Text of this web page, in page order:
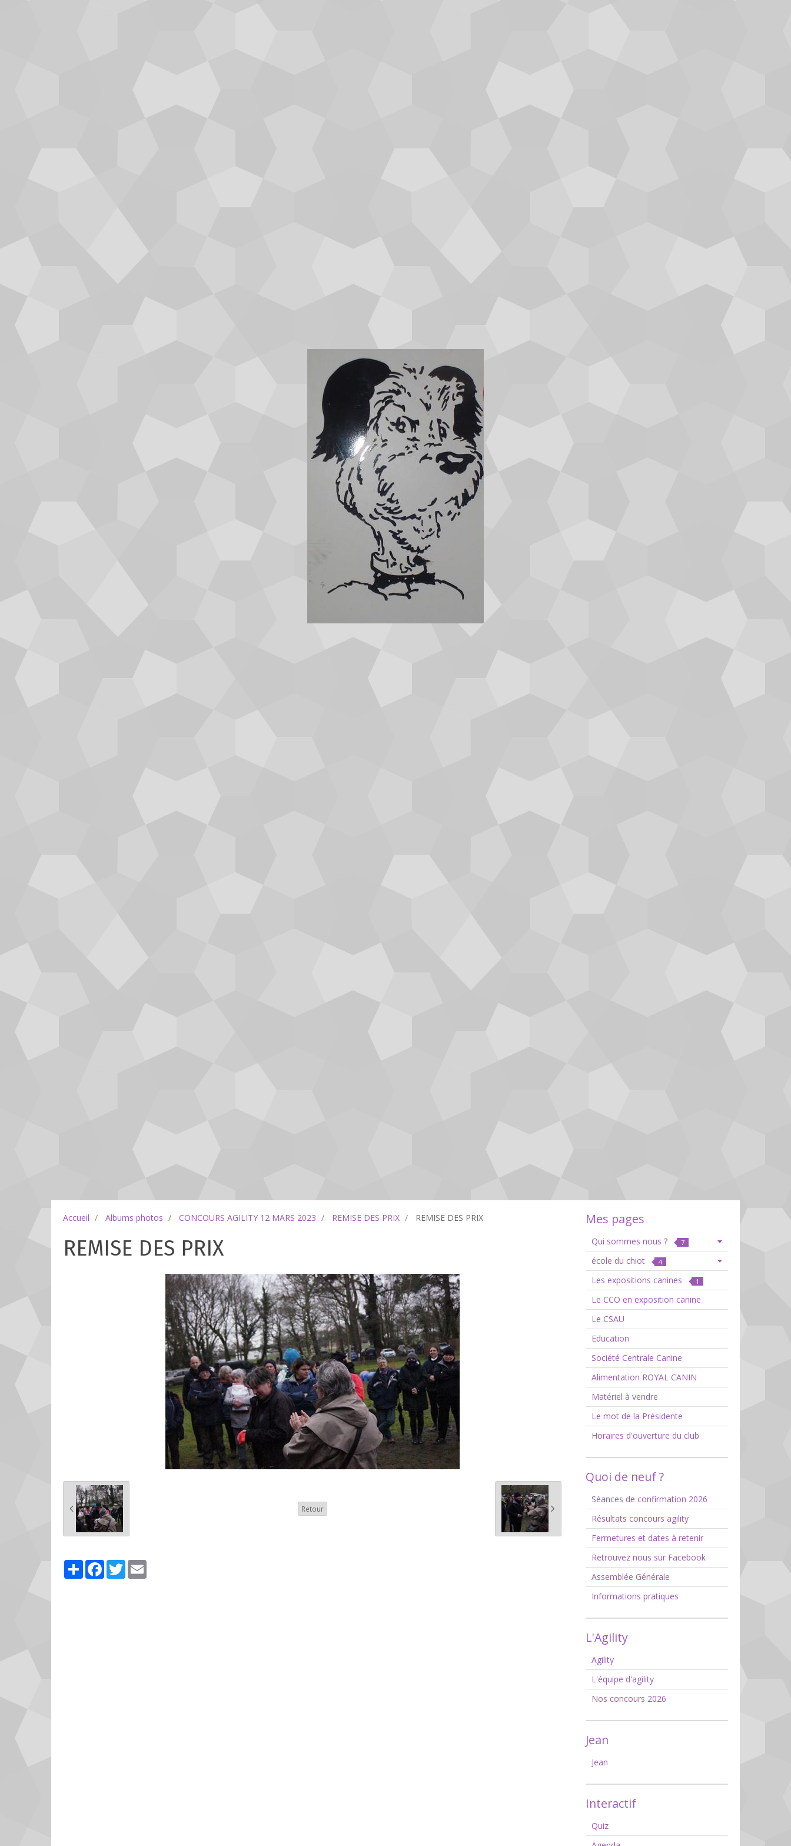
Accueil Albums photos CONCOURS AGILITY 12 MARS 2023 REMISE DES PRIX REMISE DES PRIX
REMISE DES PRIX
Retour
PartagerFacebook
Twitter
Mes pages
Qui sommes nous ? 7
école du chiot 4
Les expositions canines 1
Le CCO en exposition canine
Le CSAU
Education
Société Centrale Canine
Alimentation ROYAL CANIN
Matériel à vendre
Le mot de la Présidente
Horaires d'ouverture du club
Quoi de neuf ?
Séances de confirmation 2026
Résultats concours agility
Fermetures et dates à retenir
Retrouvez nous sur Facebook
Assemblée Générale
Informations pratiques
L'Agility
Agility
L'équipe d'agility
Nos concours 2026
Jean
Jean
Interactif
Quiz